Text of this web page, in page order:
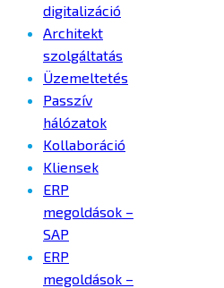
digitalizáció
Architekt
szolgáltatás
Üzemeltetés
Passzív
hálózatok
Kollaboráció
Kliensek
ERP
megoldások –
SAP
ERP
megoldások –